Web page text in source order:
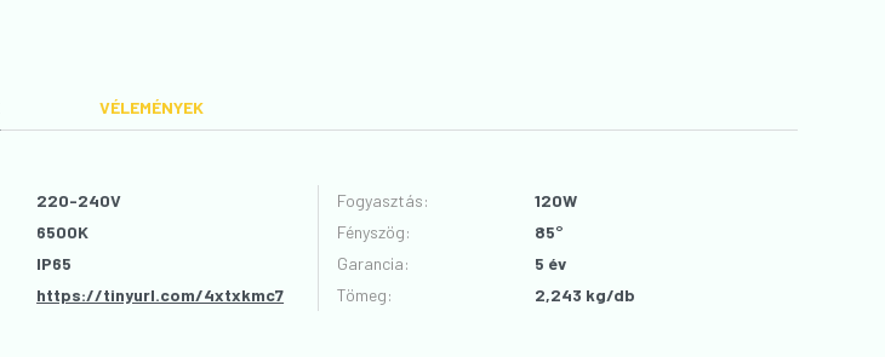
VÉLEMÉNYEK
220-240V Fogyasztás:
120W
6500K Fényszög:
85°
IP65 Garancia:
5 év
https://tinyurl.com/4xtxkmc7 Tömeg: 2,243 kg/db